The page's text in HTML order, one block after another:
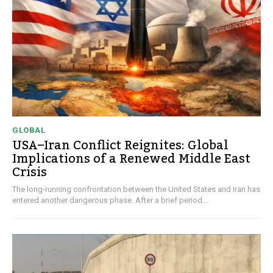
GLOBAL
USA–Iran Conflict Reignites: Global
Implications of a Renewed Middle East
Crisis
The long-running confrontation between the United States and Iran has
entered another dangerous phase. After a brief period...